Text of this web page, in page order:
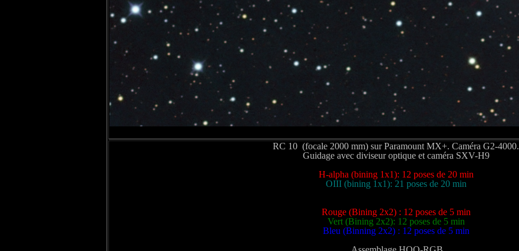
RC 10 (focale 2000 mm) sur Paramount MX+. Caméra G2-4000.
Guidage avec diviseur optique et caméra SXV-H9
H-alpha (bining 1x1): 12 poses de 20 min
OIII (bining 1x1): 21 poses de 20 min
Rouge (Bining 2x2) : 12 poses de 5 min
Vert (Bining 2x2): 12 poses de 5 min
Bleu (Binning 2x2) : 12 poses de 5 min